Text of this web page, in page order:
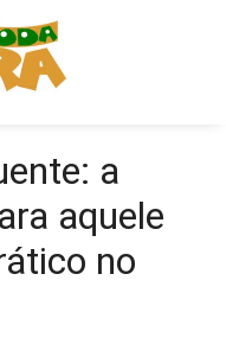
a
aquele
no